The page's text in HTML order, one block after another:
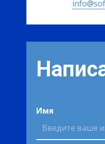
Имя